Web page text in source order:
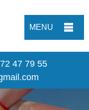
MENU
47 79 55